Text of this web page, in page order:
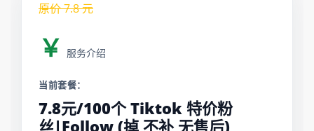
原价7.8元
￥ 服务介绍
当前套餐：
7.8元/100个 Tiktok 特价粉
丝|Follow (掉 不补 无售后)